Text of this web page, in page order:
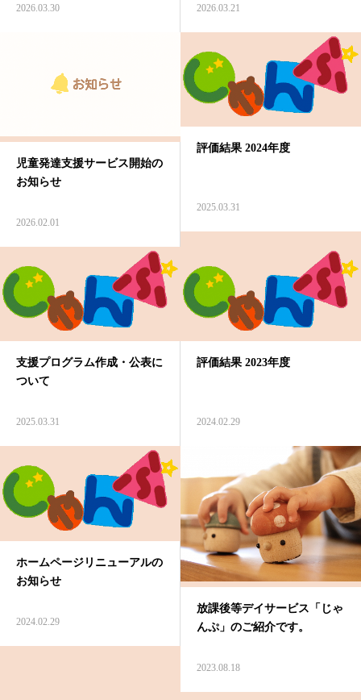
2026.03.30 2026.03.21
児童発達支援サービス開始の
お知らせ
2026.02.01
評価結果 2024年度
2025.03.31
支援プログラム作成・公表に
ついて
2025.03.31
評価結果 2023年度
2024.02.29
ホームページリニューアルの
お知らせ
2024.02.29
放課後等デイサービス「じゃ
んぷ」のご紹介です。
2023.08.18
公開情報